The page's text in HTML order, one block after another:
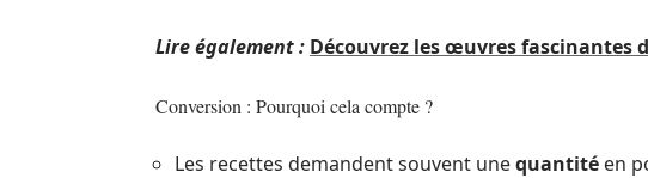
Lire également : Découvrez les œuvres fascinantes
Conversion : Pourquoi cela compte ?
Les recettes demandent souvent unequantité en